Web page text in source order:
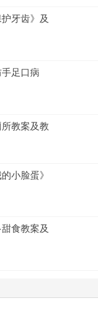
牙齿》及
足口病
教案及教
小脸蛋》
食教案及